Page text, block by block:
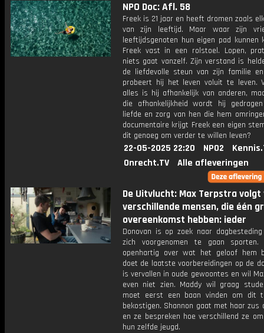
NPO Doc: Afl. 58
Freek is 21 jaar en heeft dromen zoals
van zijn leeftijd. Maar waar zijn
leeftijdsgenoten hun eigen pad kunnen
Freek vast in een rolstoel. Lopen,
niets gaat vanzelf. Zijn verstand is
de liefdevolle steun van zijn familie
probeert hij het leven voluit te leven.
alles is hij afhankelijk van anderen,
die afhankelijkheid wordt hij
liefde en zorg van hen die hem
documentaire krijgt Freek een eigen
dit genoeg om verder te willen leven?
22-05-2025 22:20 NPO2
Onrecht.TV
Alle afleveringen
De Uitvlucht: Max Terpstra
verschillende mensen, die één
overeenkomst hebben: ieder
Donovan is op zoek naar
zich voorgenomen te gaan
openhartig over wat het geloof hem
doet de laatste voorbereidingen op de
is vervallen in oude gewoontes en wil
even niet zien. Maddy wil graag
moet eerst een baan vinden om dit
bekostigen. Shannon gaat met haar zus
en ze bespreken hoe verschillend ze
hun zelfde jeugd.